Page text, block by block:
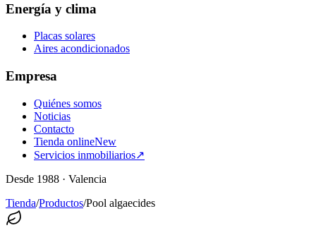
Energía y clima
Placas solares
Aires acondicionados
Empresa
Quiénes somos
Noticias
Contacto
Tienda onlineNew
Servicios inmobiliarios↗
Desde 1988 · Valencia
Tienda/Productos/Pool algaecides